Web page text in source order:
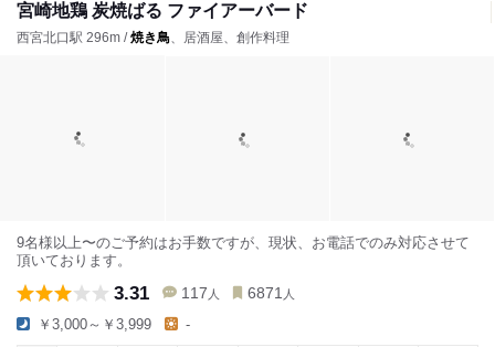
宮崎地鶏 炭焼ばる ファイアーバード
西宮北口駅 296m /焼き鳥、居酒屋、創作料理
9名様以上〜のご予約はお手数ですが、現状、お電話でのみ対応させて
頂いております。
3.31 117 人 6871 人
￥3,000～￥3,999 -